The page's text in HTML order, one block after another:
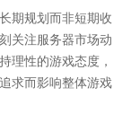
期规划而非短期收
关注服务器市场动
理性的游戏态度，
求而影响整体游戏